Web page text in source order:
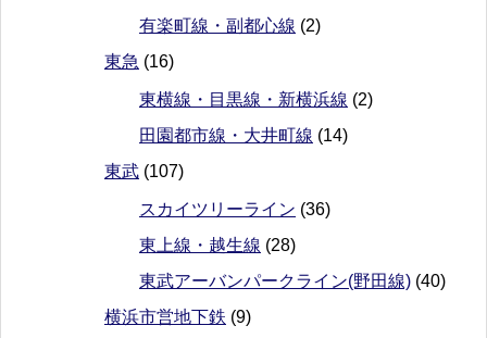
有楽町線・副都心線 (2)
東急 (16)
東横線・目黒線・新横浜線 (2)
田園都市線・大井町線 (14)
東武 (107)
スカイツリーライン (36)
東上線・越生線 (28)
東武アーバンパークライン(野田線) (40)
横浜市営地下鉄 (9)